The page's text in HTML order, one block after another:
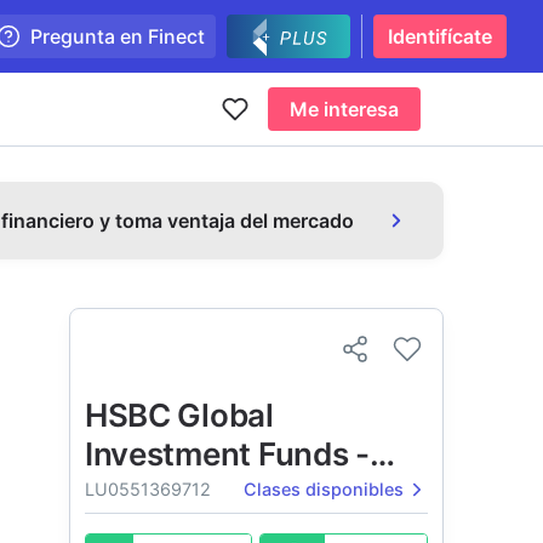
Pregunta en Finect Identifícate
Me interesa
y toma ventaja del mercado
HSBC Global
Investment Funds -
Brazil Equity
LU0551369712 Clases disponibles